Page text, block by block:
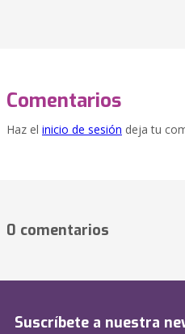
Comentarios
Haz el inicio de sesión deja tu
0 comentarios
Suscríbete a nuestra